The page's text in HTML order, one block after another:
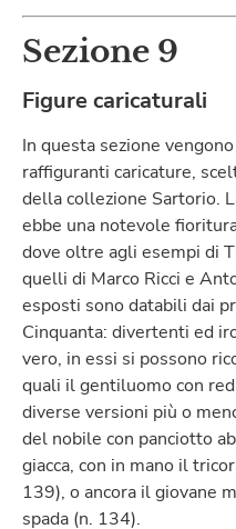
Sezione 9
Figure caricaturali
In questa sezione
raffiguranti caricature,
della collezione Sartorio.
ebbe una notevole
dove oltre agli esempi di
quelli di Marco Ricci e
esposti sono databili dai
Cinquanta: divertenti ed
vero, in essi si possono
quali il gentiluomo con
diverse versioni più o
del nobile con panciotto
giacca, con in mano il
139), o ancora il giovane
spada (n. 134).